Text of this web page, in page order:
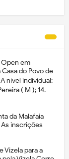
Open em
do Povo de
nível individual:
( M ); 14.
da Malafaia
As inscrições
Vizela para a